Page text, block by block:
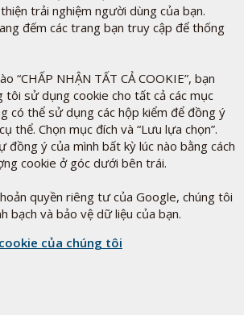
trải nghiệm người dùng của bạn.
đếm các trang bạn truy cập để thống
“CHẤP NHẬN TẤT CẢ COOKIE”, bạn
tôi sử dụng cookie cho tất cả các mục
có thể sử dụng các hộp kiểm để đồng ý
thể. Chọn mục đích và “Lưu lựa chọn”.
đồng ý của mình bất kỳ lúc nào bằng cách
cookie ở góc dưới bên trái.
quyền riêng tư của Google, chúng tôi
bạch và bảo vệ dữ liệu của bạn.
của chúng tôi